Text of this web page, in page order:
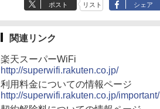
ポスト リスト シェア
関連リンク
楽天スーパーWiFi
http://superwifi.rakuten.co.jp/
利用料金についての情報ページ
http://superwifi.rakuten.co.jp/important/